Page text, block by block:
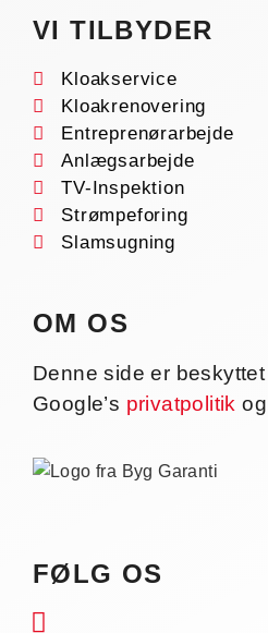
VI TILBYDER
Kloakservice
Kloakrenovering
Entreprenørarbejde
Anlægsarbejde
TV-Inspektion
Strømpeforing
Slamsugning
OM OS
Denne side er
Google’s privatpolitik
FØLG OS